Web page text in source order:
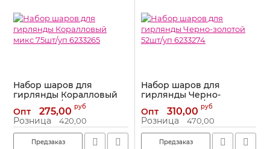
Набор шаров для
гирлянды Коралловый
микс 75шт/уп 6233265
Артикул: 6233265
Опт 275,00 руб
Розница 420,00
Предзаказ
Набор шаров для
гирлянды Черно-
золотой 52шт/уп 6233274
Артикул: 6233274
Опт 310,00 руб
Розница 470,00
Предзаказ